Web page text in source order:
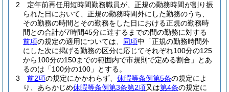
2
定年前再任用短時間勤務職員が、正規の勤務時間が割り振
られた日において、正規の勤務時間外にした勤務のうち、
その勤務の時間とその勤務をした日における正規の勤務時
間との合計が7時間45分に達するまでの間の勤務に対する
前項の規定の適用については、 同項中「正規の勤務時間外
にした次に掲げる勤務の区分に応じてそれぞれ100分の125
から100分の150までの範囲内で市規則で定める割合」とあ
るのは「100分の100」とする。
3
前2項の規定にかかわらず、 休暇等条例第5条の規定によ
り、あらかじめ休暇等条例第3条第2項又は第4条の規定に